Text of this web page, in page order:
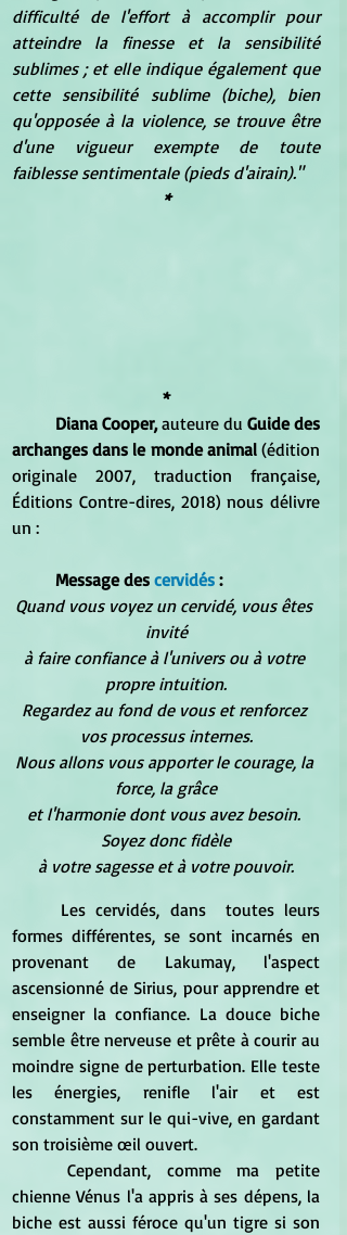
difficulté de l'effort à accomplir pour
atteindre la finesse et la sensibilité
sublimes ; et elle indique également que
cette sensibilité sublime (biche), bien
qu'opposée à la violence, se trouve être
d'une vigueur exempte de toute
faiblesse sentimentale (pieds d'airain)."
*
*
Diana Cooper, auteure du Guide des
archanges dans le monde animal (édition
originale 2007, traduction française,
Éditions Contre-dires, 2018) nous délivre
un :
Message des cervidés :
Quand vous voyez un cervidé, vous êtes
invité
à faire confiance à l'univers ou à votre
propre intuition.
Regardez au fond de vous et renforcez
vos processus internes.
Nous allons vous apporter le courage, la
force, la grâce
et l'harmonie dont vous avez besoin.
Soyez donc fidèle
à votre sagesse et à votre pouvoir.
formes différentes, se sont incarnés en
provenant de Lakumay, l'aspect
ascensionné de Sirius, pour apprendre et
enseigner la confiance. La douce biche
semble être nerveuse et prête à courir au
moindre signe de perturbation. Elle teste
les énergies, renifle l'air et est
constamment sur le qui-vive, en gardant
son troisième œil ouvert.
chienne Vénus l'a appris à ses dépens, la
biche est aussi féroce qu'un tigre si son